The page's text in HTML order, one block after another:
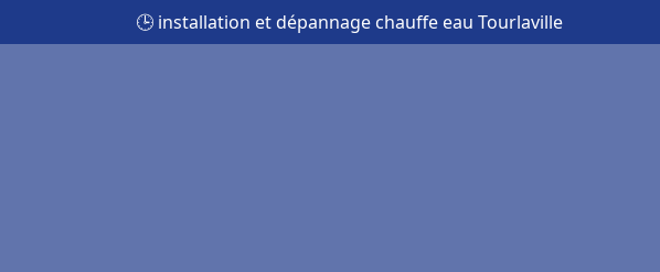
🕒 installation et dépannage chauffe eau Tourlaville